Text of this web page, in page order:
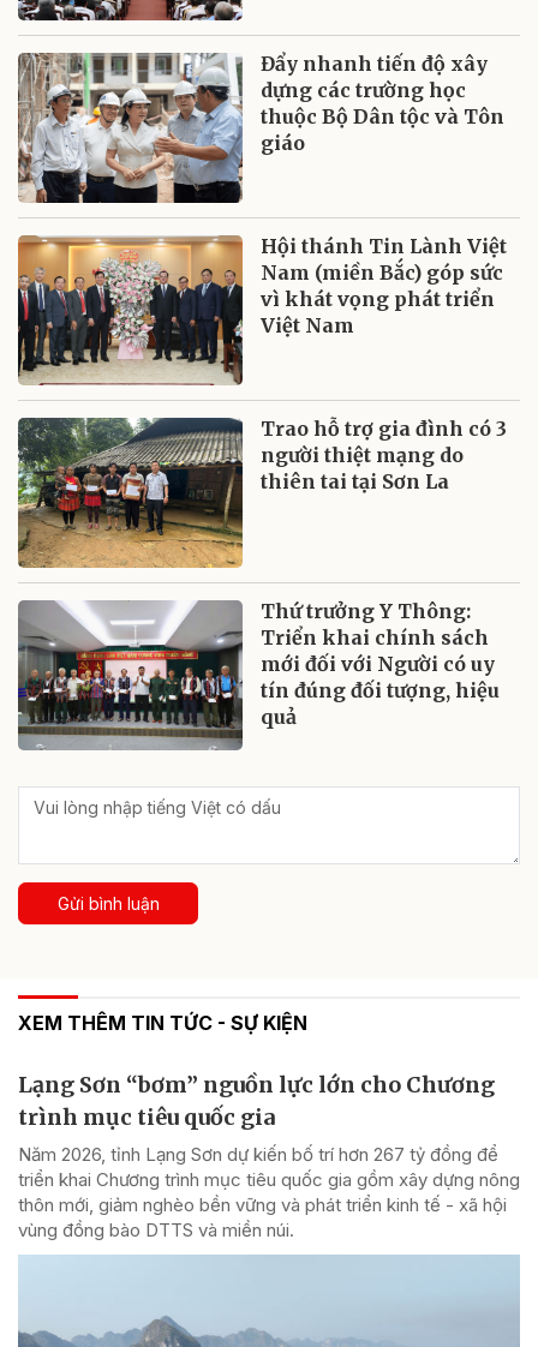
Đẩy nhanh tiến độ xây
dựng các trường học
thuộc Bộ Dân tộc và Tôn
giáo
Hội thánh Tin Lành Việt
Nam (miền Bắc) góp sức
vì khát vọng phát triển
Việt Nam
Trao hỗ trợ gia đình có 3
người thiệt mạng do
thiên tai tại Sơn La
Thứ trưởng Y Thông:
Triển khai chính sách
mới đối với Người có uy
tín đúng đối tượng, hiệu
quả
Gửi bình luận
XEM THÊM TIN TỨC - SỰ KIỆN
Lạng Sơn “bơm” nguồn lực lớn cho Chương
trình mục tiêu quốc gia
Năm 2026, tỉnh Lạng Sơn dự kiến bố trí hơn 267 tỷ đồng để
triển khai Chương trình mục tiêu quốc gia gồm xây dựng nông
thôn mới, giảm nghèo bền vững và phát triển kinh tế - xã hội
vùng đồng bào DTTS và miền núi.